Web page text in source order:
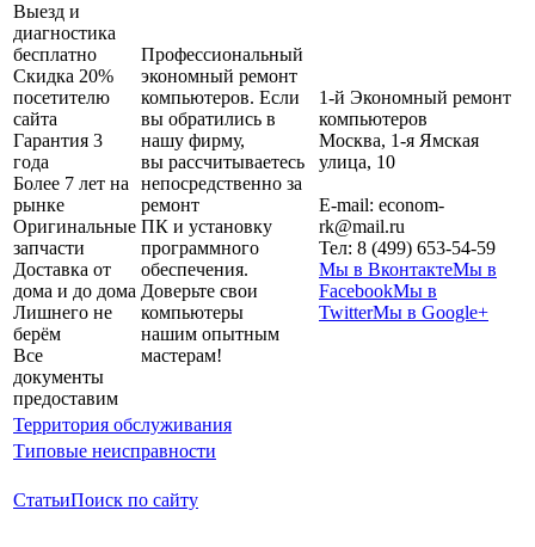
Выезд и
диагностика
бесплатно
Скидка 20%
посетителю
сайта
Гарантия 3
года
Более 7 лет на
рынке
Оригинальные
запчасти
Доставка от
дома и до дома
Лишнего не
берём
Все
документы
предоставим
Профессиональный
экономный ремонт
компьютеров. Если
вы обратились в
нашу фирму,
вы рассчитываетесь
непосредственно за
ремонт
ПК и установку
программного
обеспечения.
Доверьте свои
компьютеры
нашим опытным
мастерам!
1-й Экономный ремонт
компьютеров
Москва, 1-я Ямская
улица, 10
E-mail: econom-
rk@mail.ru
Тел: 8 (499) 653-54-59
Мы в ВконтактеМы в
FacebookМы в
TwitterМы в Google+
Территория обслуживания
Типовые неисправности
СтатьиПоиск по сайту